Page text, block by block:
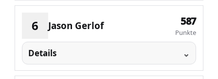
6 Jason Gerlof 587
Punkte
Details